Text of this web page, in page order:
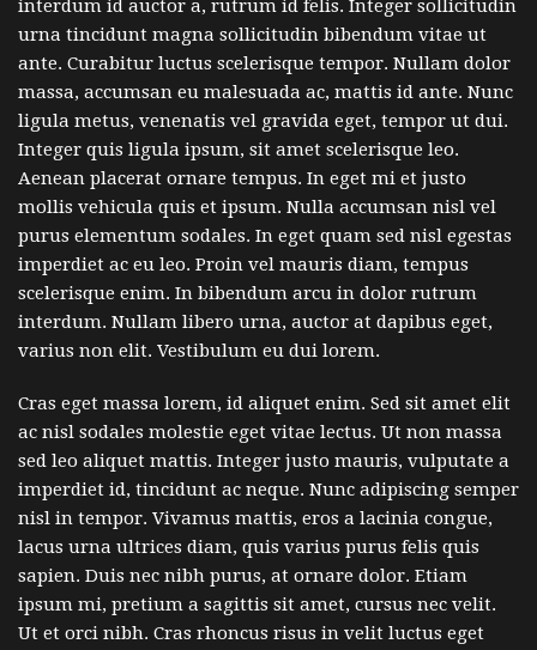
interdum id auctor a, rutrum id felis. Integer sollicitudin
urna tincidunt magna sollicitudin bibendum vitae ut
ante. Curabitur luctus scelerisque tempor. Nullam dolor
massa, accumsan eu malesuada ac, mattis id ante. Nunc
ligula metus, venenatis vel gravida eget, tempor ut dui.
Integer quis ligula ipsum, sit amet scelerisque leo.
Aenean placerat ornare tempus. In eget mi et justo
mollis vehicula quis et ipsum. Nulla accumsan nisl vel
purus elementum sodales. In eget quam sed nisl egestas
imperdiet ac eu leo. Proin vel mauris diam, tempus
scelerisque enim. In bibendum arcu in dolor rutrum
interdum. Nullam libero urna, auctor at dapibus eget,
varius non elit. Vestibulum eu dui lorem.
Cras eget massa lorem, id aliquet enim. Sed sit amet elit
ac nisl sodales molestie eget vitae lectus. Ut non massa
sed leo aliquet mattis. Integer justo mauris, vulputate a
imperdiet id, tincidunt ac neque. Nunc adipiscing semper
nisl in tempor. Vivamus mattis, eros a lacinia congue,
lacus urna ultrices diam, quis varius purus felis quis
sapien. Duis nec nibh purus, at ornare dolor. Etiam
ipsum mi, pretium a sagittis sit amet, cursus nec velit.
Ut et orci nibh. Cras rhoncus risus in velit luctus eget